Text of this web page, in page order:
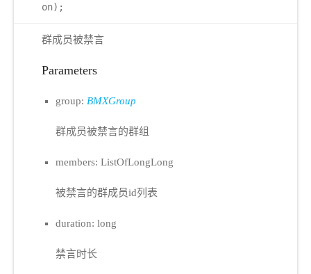
on);
群成员被禁言
Parameters
group: BMXGroup
群成员被禁言的群组
members: ListOfLongLong
被禁言的群成员id列表
duration: long
禁言时长